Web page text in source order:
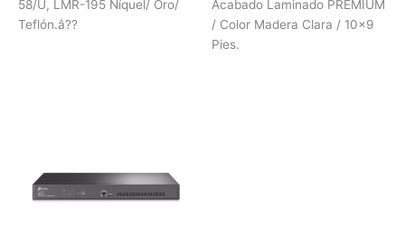
58/U, LMR-195 Níquel/ Oro/
Teflón.â??
Acabado Laminado PREMIUM
/ Color Madera Clara / 10×9
Pies.